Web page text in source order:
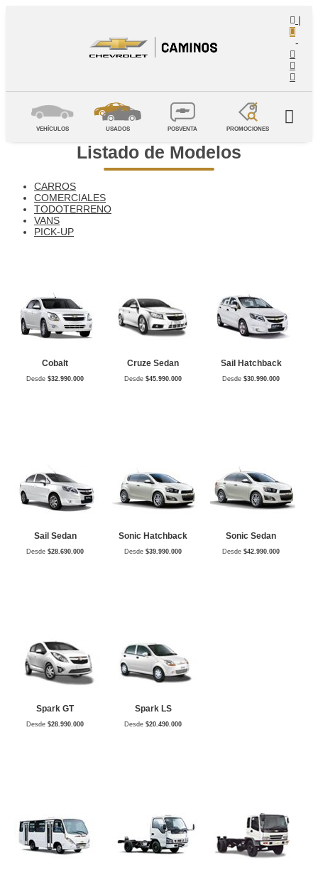
|
-
VEHÍCULOS USADOS POSVENTA PROMOCIONES
Listado de Modelos
CARROS
COMERCIALES
TODOTERRENO
VANS
PICK-UP
Cobalt
Desde $32.990.000
Cruze Sedan
Desde $45.990.000
Sail Hatchback
Desde $30.990.000
Sail Sedan
Desde $28.690.000
Sonic Hatchback
Desde $39.990.000
Sonic Sedan
Desde $42.990.000
Spark GT
Desde $28.990.000
Spark LS
Desde $20.490.000